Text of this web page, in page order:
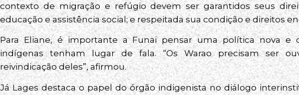
contexto de migração e refúgio devem ser garantidos seus
educação e assistência social; e respeitada sua condição e direitos
Para Eliane, é importante a Funai pensar uma política nova e
indígenas tenham lugar de fala. “Os Warao precisam ser
reivindicação deles”, afirmou.
Já Lages destaca o papel do órgão indigenista no diálogo